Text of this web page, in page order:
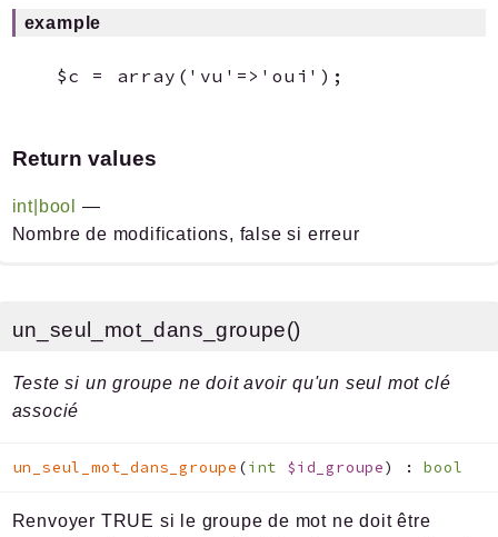
example
Return values
int|bool
—
Nombre de modifications, false si erreur
un_seul_mot_dans_groupe()
Teste si un groupe ne doit avoir qu'un seul mot clé
associé
un_seul_mot_dans_groupe (int $id_groupe) :bool
Renvoyer TRUE si le groupe de mot ne doit être